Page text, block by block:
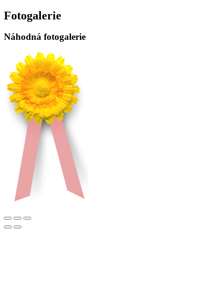
Fotogalerie
Náhodná fotogalerie